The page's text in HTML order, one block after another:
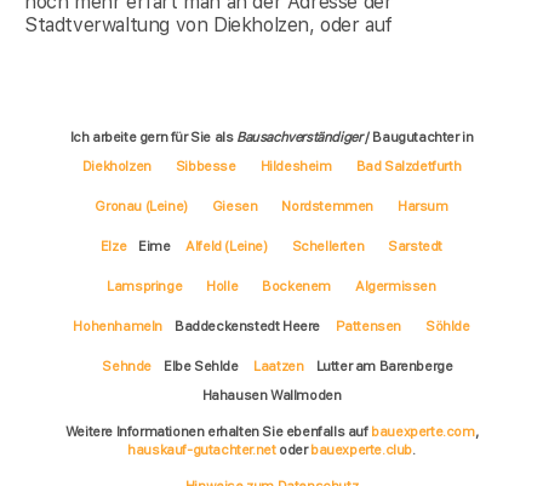
Stadtverwaltung von Diekholzen, oder auf
Ich arbeite gern für Sie als Bausachverständiger/ Baugutachter in
Diekholzen
Sibbesse Hildesheim Bad Salzdetfurth
Gronau (Leine) Giesen Nordstemmen Harsum
Elze Eime Alfeld (Leine) Schellerten Sarstedt
Lamspringe Holle Bockenem Algermissen
Hohenhameln Baddeckenstedt Heere Pattensen Söhlde
Sehnde Elbe Sehlde Laatzen
Lutter am Barenberge
Hahausen Wallmoden
Weitere Informationen erhalten Sie ebenfalls auf bauexperte.com,
hauskauf-gutachter.netoderbauexperte.club.